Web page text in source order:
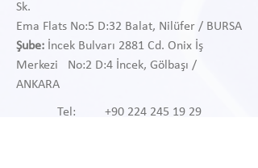
Sk.
Ema Flats No:5 D:32 Balat, Nilüfer / BURSA
Şube: İncek Bulvarı 2881 Cd. Onix İş
Merkezi
No:2 D:4 İncek, Gölbaşı /
ANKARA
Tel: +90 224 245 19 29